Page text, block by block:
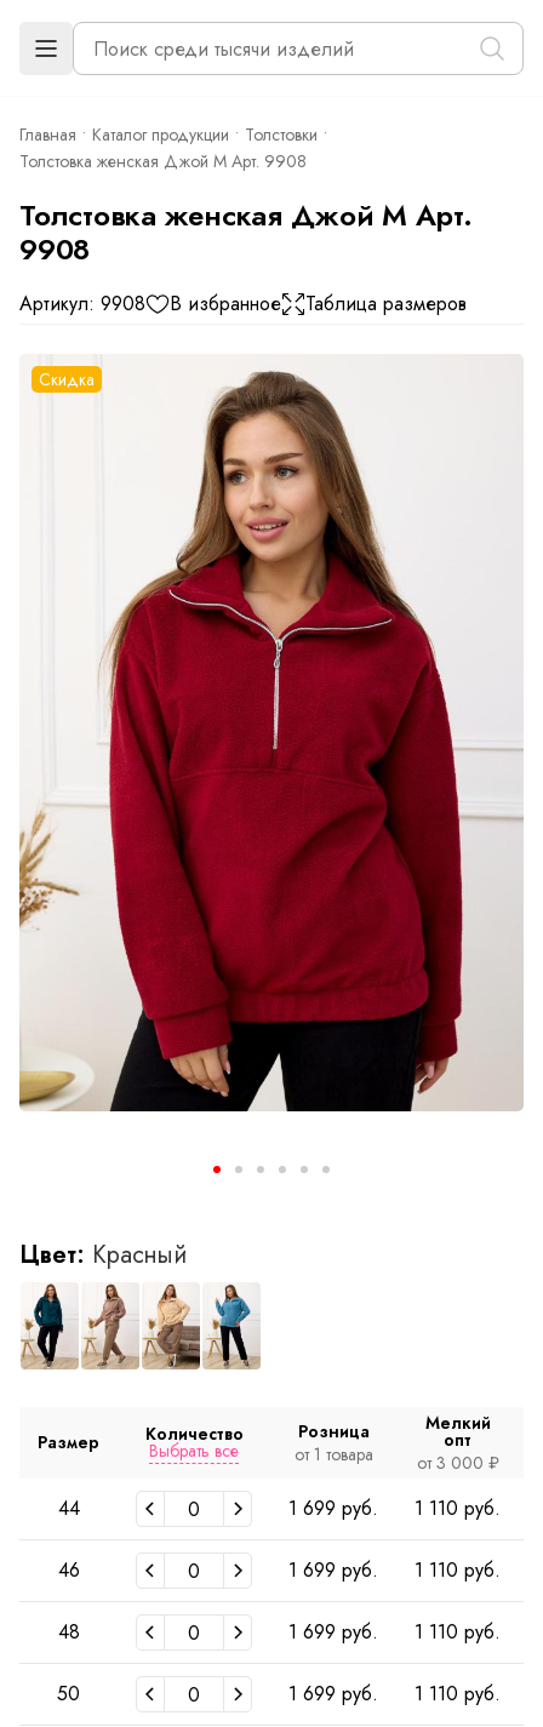
Главная Каталог продукции
Толстовки
Толстовка женская Джой М Арт. 9908
Толстовка женская Джой М Арт.
9908
Артикул: 9908 В избранное Таблица размеров
Скидка
Цвет: Красный
Размер Количество
Выбрать все
Розница
от 1 товара
Мелкий
опт
от 3 000 ₽
44 1 699 руб. 1 110 руб.
46 1 699 руб. 1 110 руб.
48 1 699 руб. 1 110 руб.
50 1 699 руб. 1 110 руб.